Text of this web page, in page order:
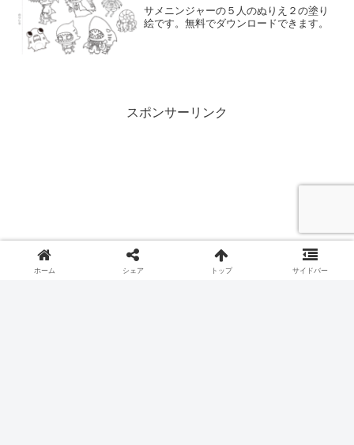
サメニンジャーの５人のぬりえ２の塗り
絵です。無料でダウンロードできます。
スポンサーリンク
ホーム シェア トップ サイドバー